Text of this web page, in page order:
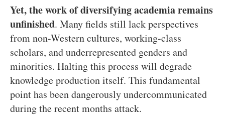
Yet, the work of diversifying academia remains
unfinished. Many fields still lack perspectives
from non-Western cultures, working-class
scholars, and underrepresented genders and
minorities. Halting this process will degrade
knowledge production itself. This fundamental
point has been dangerously undercommunicated
during the recent months attack.